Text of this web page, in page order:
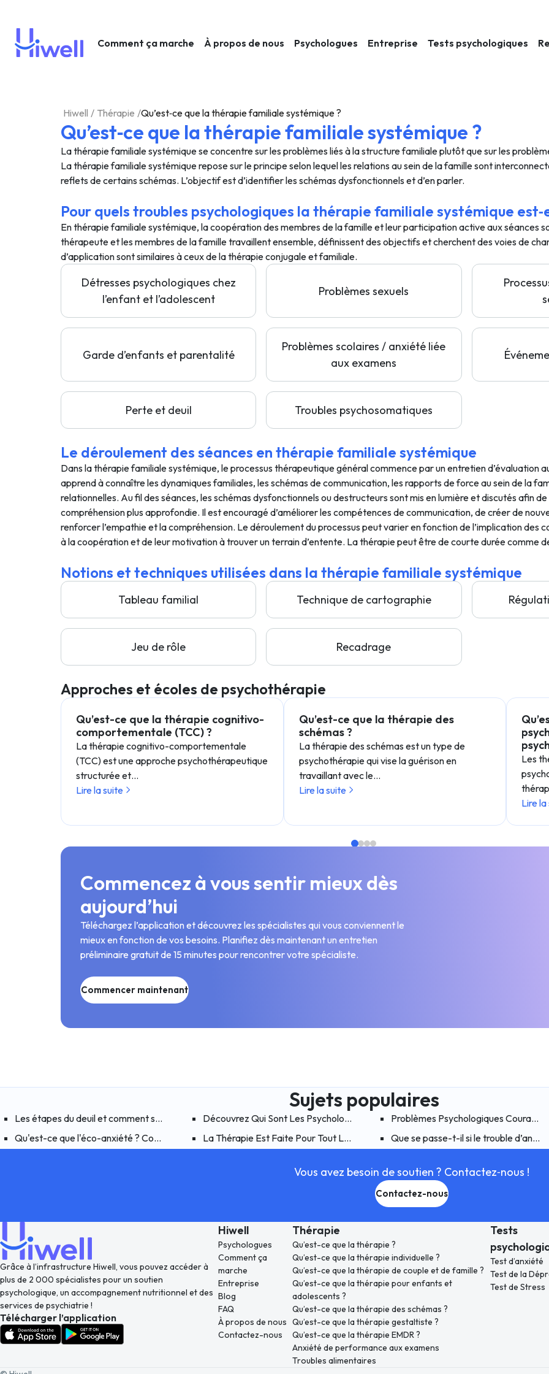
Comment ça marche À propos de nous Psychologues Entreprise Tests psychologiques
Hiwell / Thérapie /Qu’est‑ce que la thérapie familiale systémique ?
Qu’est‑ce que la thérapie familiale systémique ?
La thérapie familiale systémique se concentre sur les problèmes liés à la structure familiale plutôt que sur les
La thérapie familiale systémique repose sur le principe selon lequel les relations au sein de la famille sont
reflets de certains schémas. L’objectif est d’identifier les schémas dysfonctionnels et d’en parler.
Pour quels troubles psychologiques la thérapie familiale systémique
En thérapie familiale systémique, la coopération des membres de la famille et leur participation active aux séances
thérapeute et les membres de la famille travaillent ensemble, définissent des objectifs et cherchent des voies de
d’application sont similaires à ceux de la thérapie conjugale et familiale.
Détresses psychologiques chez
l’enfant et l’adolescent
Problèmes sexuels
Garde d’enfants et parentalité
Problèmes scolaires / anxiété liée
aux examens
Perte et deuil Troubles psychosomatiques
Le déroulement des séances en thérapie familiale systémique
Dans la thérapie familiale systémique, le processus thérapeutique général commence par un entretien d’évaluation
apprend à connaître les dynamiques familiales, les schémas de communication, les rapports de force au sein de la
relationnelles. Au fil des séances, les schémas dysfonctionnels ou destructeurs sont mis en lumière et discutés afin
compréhension plus approfondie. Il est encouragé d’améliorer les compétences de communication, de créer de
renforcer l’empathie et la compréhension. Le déroulement du processus peut varier en fonction de l’implication des
à la coopération et de leur motivation à trouver un terrain d’entente. La thérapie peut être de courte durée comme
Notions et techniques utilisées dans la thérapie familiale systémique
Tableau familial Technique de cartographie
Jeu de rôle Recadrage
Approches et écoles de psychothérapie
Qu’est-ce que la thérapie cognitivo-
comportementale (TCC) ?
La thérapie cognitivo-comportementale
(TCC) est une approche psychothérapeutique
structurée et…
Lire la suite
Qu’est-ce que la thérapie des
schémas ?
La thérapie des schémas est un type de
psychothérapie qui vise la guérison en
travaillant avec le…
Lire la suite
Les
Lire
Commencez à vous sentir mieux dès
aujourd’hui
Téléchargez l’application et découvrez les spécialistes qui vous conviennent le
mieux en fonction de vos besoins. Planifiez dès maintenant un entretien
préliminaire gratuit de 15 minutes pour rencontrer votre spécialiste.
Commencer maintenant
Sujets populaires
Les étapes du deuil et comment surmonter un deuil traumatique
Qu'est-ce que l'éco-anxiété ? Comment faire face à la peur du changement climatique ?
Découvrez Qui Sont Les Psychologues Qui Travaillent Chez Hiwell : Que Font Les
La Thérapie Est Faite Pour Tout Le Monde
Problèmes Psychologiques
Que se passe-t-il si le trouble
Vous avez besoin de soutien ? Contactez‑nous !
Contactez-nous
Grâce à l’infrastructure Hiwell, vous pouvez accéder à
plus de 2 000 spécialistes pour un soutien
psychologique, un accompagnement nutritionnel et des
services de psychiatrie !
Télécharger l’application
Hiwell
Psychologues
Comment ça
marche
Entreprise
Blog
FAQ
À propos de nous
Contactez-nous
Thérapie
Qu’est-ce que la thérapie ?
Qu’est-ce que la thérapie individuelle ?
Qu’est-ce que la thérapie de couple et de famille ?
Qu’est-ce que la thérapie pour enfants et
adolescents ?
Qu’est-ce que la thérapie des schémas ?
Qu’est-ce que la thérapie gestaltiste ?
Qu’est-ce que la thérapie EMDR ?
Anxiété de performance aux examens
Troubles alimentaires
Tests
Test d’anxiété
Test de la
Test de Stress